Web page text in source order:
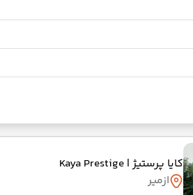
کایا پرستیژ| Kaya Prestige
ازمیر